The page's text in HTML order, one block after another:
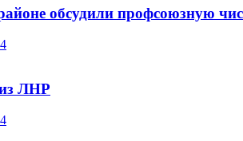
обсудили профсоюзную
ЛНР